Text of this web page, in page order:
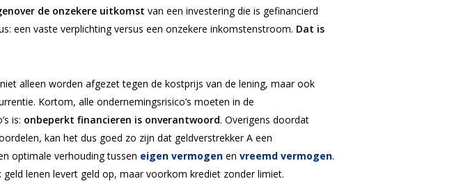
de onzekere uitkomst van een investering die is gefinancierd
een vaste verplichting versus een onzekere inkomstenstroom. Dat is
alleen worden afgezet tegen de kostprijs van de lening, maar ook
Kortom, alle ondernemingsrisico’s moeten in de
is: onbeperkt financieren is onverantwoord. Overigens doordat
kan het dus goed zo zijn dat geldverstrekker A een
optimale verhouding tussen eigen vermogen en vreemd vermogen.
lenen levert geld op, maar voorkom krediet zonder limiet.